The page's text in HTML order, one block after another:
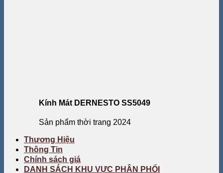
Kính Mát DERNESTO SS5049
Sản phẩm thời trang 2024
Thương Hiệu
Thông Tin
Chính sách giá
DANH SÁCH KHU VỰC PHÂN PHỐI